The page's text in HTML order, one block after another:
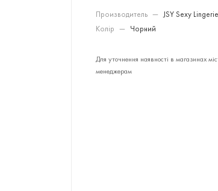
Производитель —
JSY Sexy Lingerie
Колір
— Чорний
Для уточнення наявності в магазинах
менеджерам